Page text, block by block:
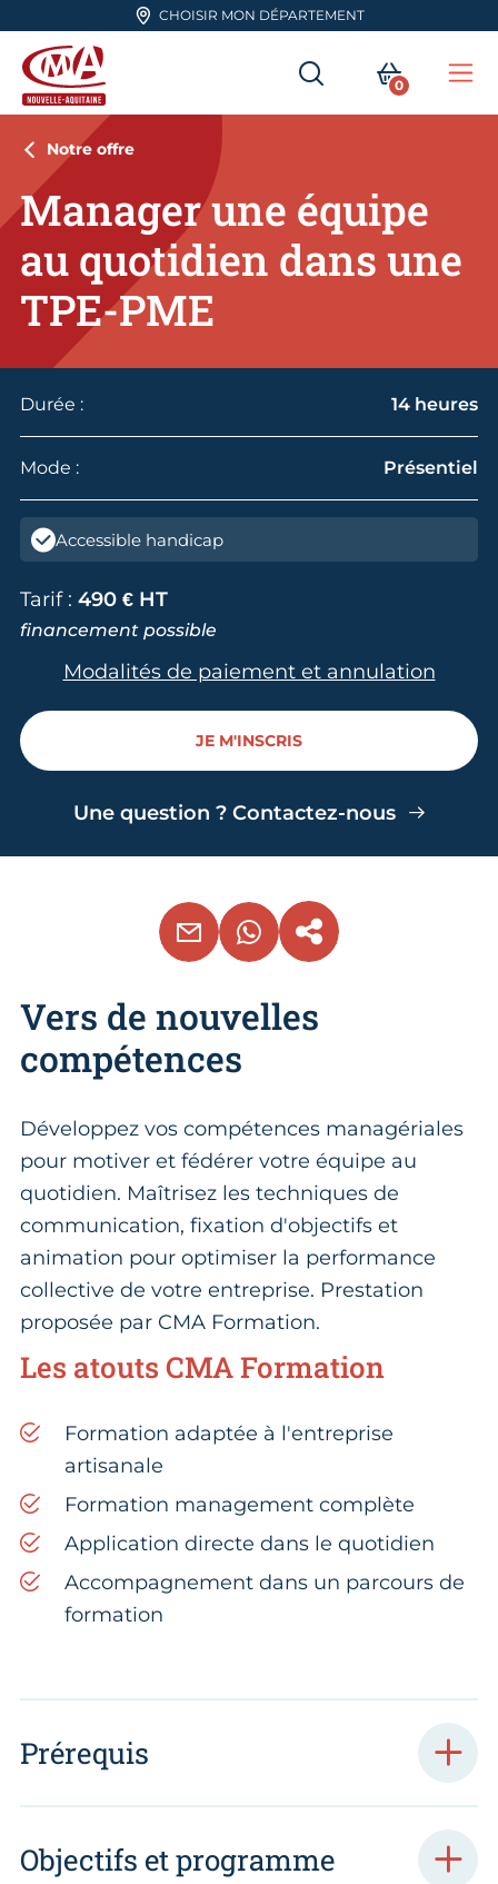
Aller en haut de pageCHOISIR MON DÉPARTEMENT
CMA Nouvelle-Aquitaine
RECHERCHER
MON
0
Notre offre
Manager une équipe
au quotidien dans une
TPE-PME
Durée : 14 heures
Mode : Présentiel
Accessible handicap
Tarif : 490 € HT
financement possible
Modalités de paiement et annulation
JE M'INSCRIS
Une question ? Contactez-nous
EMAIL WHATSAPPCOPIER LE LIEN
Vers de nouvelles
compétences
Développez vos compétences managériales
pour motiver et fédérer votre équipe au
quotidien. Maîtrisez les techniques de
communication, fixation d'objectifs et
animation pour optimiser la performance
collective de votre entreprise. Prestation
proposée par CMA Formation.
Les atouts CMA Formation
Formation adaptée à l'entreprise
artisanale
Formation management complète
Application directe dans le quotidien
Accompagnement dans un parcours de
formation
Prérequis
Objectifs et programme